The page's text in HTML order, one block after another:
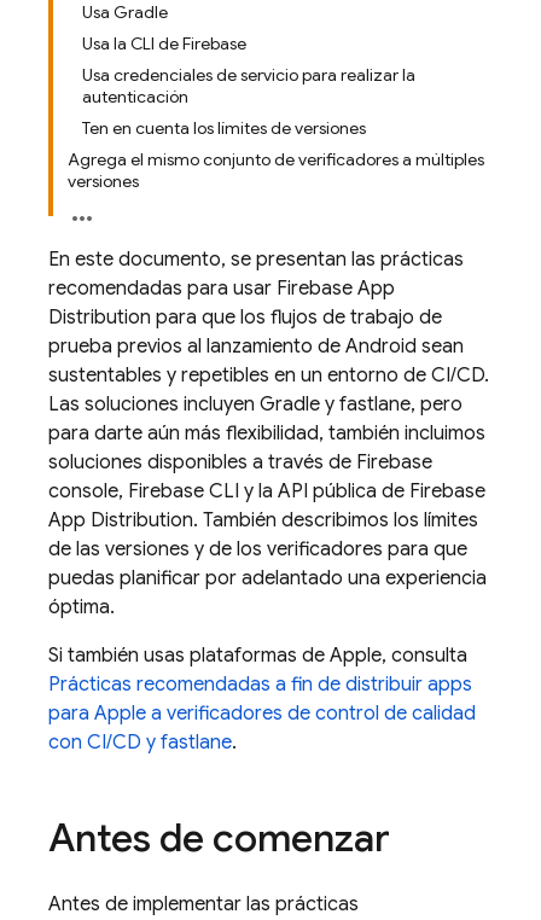
Usa Gradle
Usa la CLI de Firebase
Usa credenciales de servicio para realizar la
autenticación
Ten en cuenta los límites de versiones
Agrega el mismo conjunto de verificadores a múltiples
versiones
En este documento, se presentan las prácticas
recomendadas para usar Firebase App
Distribution para que los flujos de trabajo de
prueba previos al lanzamiento de Android sean
sustentables y repetibles en un entorno de CI/CD.
Las soluciones incluyen Gradle y fastlane, pero
para darte aún más flexibilidad, también incluimos
soluciones disponibles a través de Firebase
console, Firebase CLI y la API pública de Firebase
App Distribution. También describimos los límites
de las versiones y de los verificadores para que
puedas planificar por adelantado una experiencia
óptima.
Si también usas plataformas de Apple, consulta
Prácticas recomendadas a fin de distribuir apps
para Apple a verificadores de control de calidad
con CI/CD y fastlane.
Antes de comenzar
Antes de implementar las prácticas